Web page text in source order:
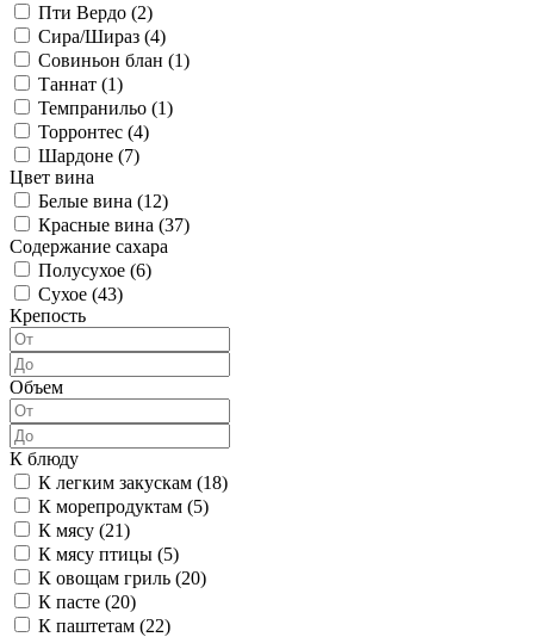
Пти Вердо (2)
Сира/Шираз (4)
Совиньон блан (1)
Таннат (1)
Темпранильо (1)
Торронтес (4)
Шардоне (7)
Цвет вина
Белые вина (12)
Красные вина (37)
Содержание сахара
Полусухое (6)
Сухое (43)
Крепость
Объем
К блюду
К легким закускам (18)
К морепродуктам (5)
К мясу (21)
К мясу птицы (5)
К овощам гриль (20)
К пасте (20)
К паштетам (22)